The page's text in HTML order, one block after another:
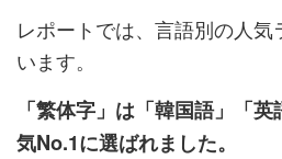
レポートでは、言語別の人
います。
「繁体字」は「韓国語」「
気No.1に選ばれました。